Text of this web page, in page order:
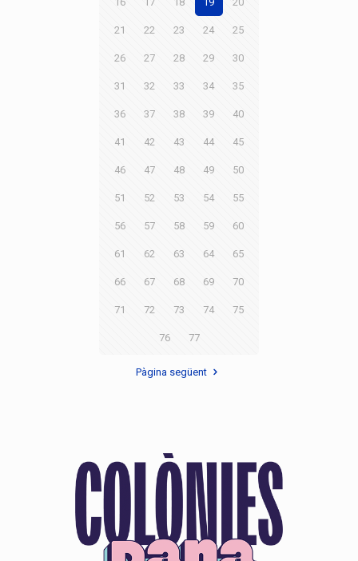
21 22 23 24 25
26 27 28 29 30
31 32 33 34 35
36 37 38 39 40
41 42 43 44 45
46 47 48 49 50
51 52 53 54 55
56 57 58 59 60
61 62 63 64 65
66 67 68 69 70
71 72 73 74 75
76 77
Pàgina següent